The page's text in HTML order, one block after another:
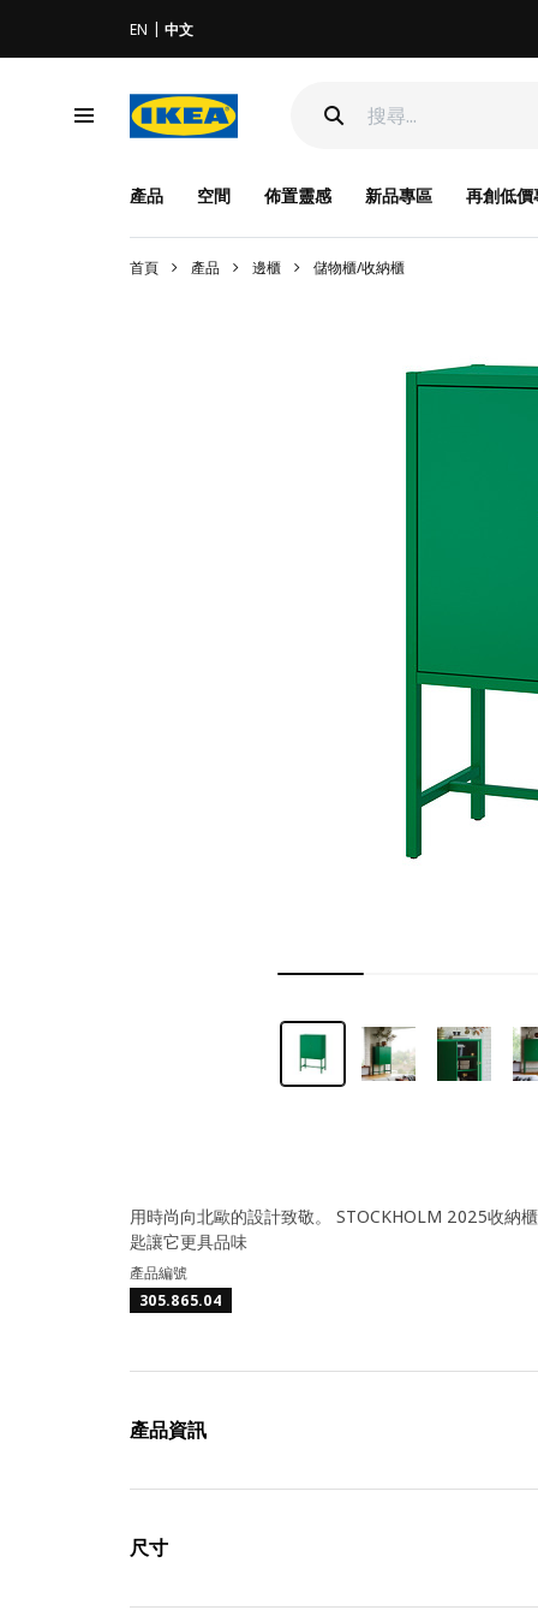
EN 中文
產品 空間 佈置靈感 新品專區 再創低價
首頁 產品 邊櫃 儲物櫃/收納櫃
用時尚向北歐的設計致敬。 STOCKHOLM 2025收納
匙讓它更具品味
產品編號
305.865.04
產品資訊
尺寸